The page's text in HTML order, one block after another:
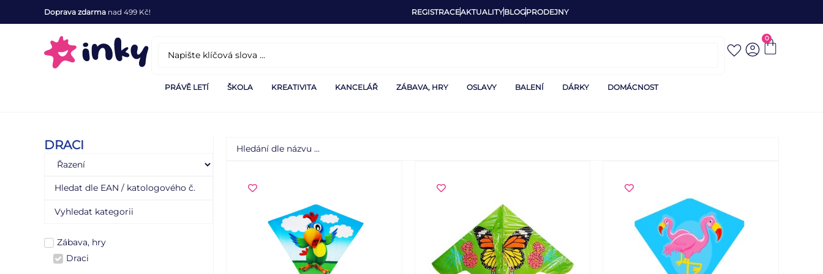
Doprava zdarma nad 499 Kč! REGISTRACEAKTUALITYBLOGPRODEJNY
0
PRÁVĚ LETÍ ŠKOLA KREATIVITA KANCELÁŘ ZÁBAVA, HRY OSLAVY BALENÍ DÁRKY DOMÁCNOST
DRACI
Zábava, hry
Draci